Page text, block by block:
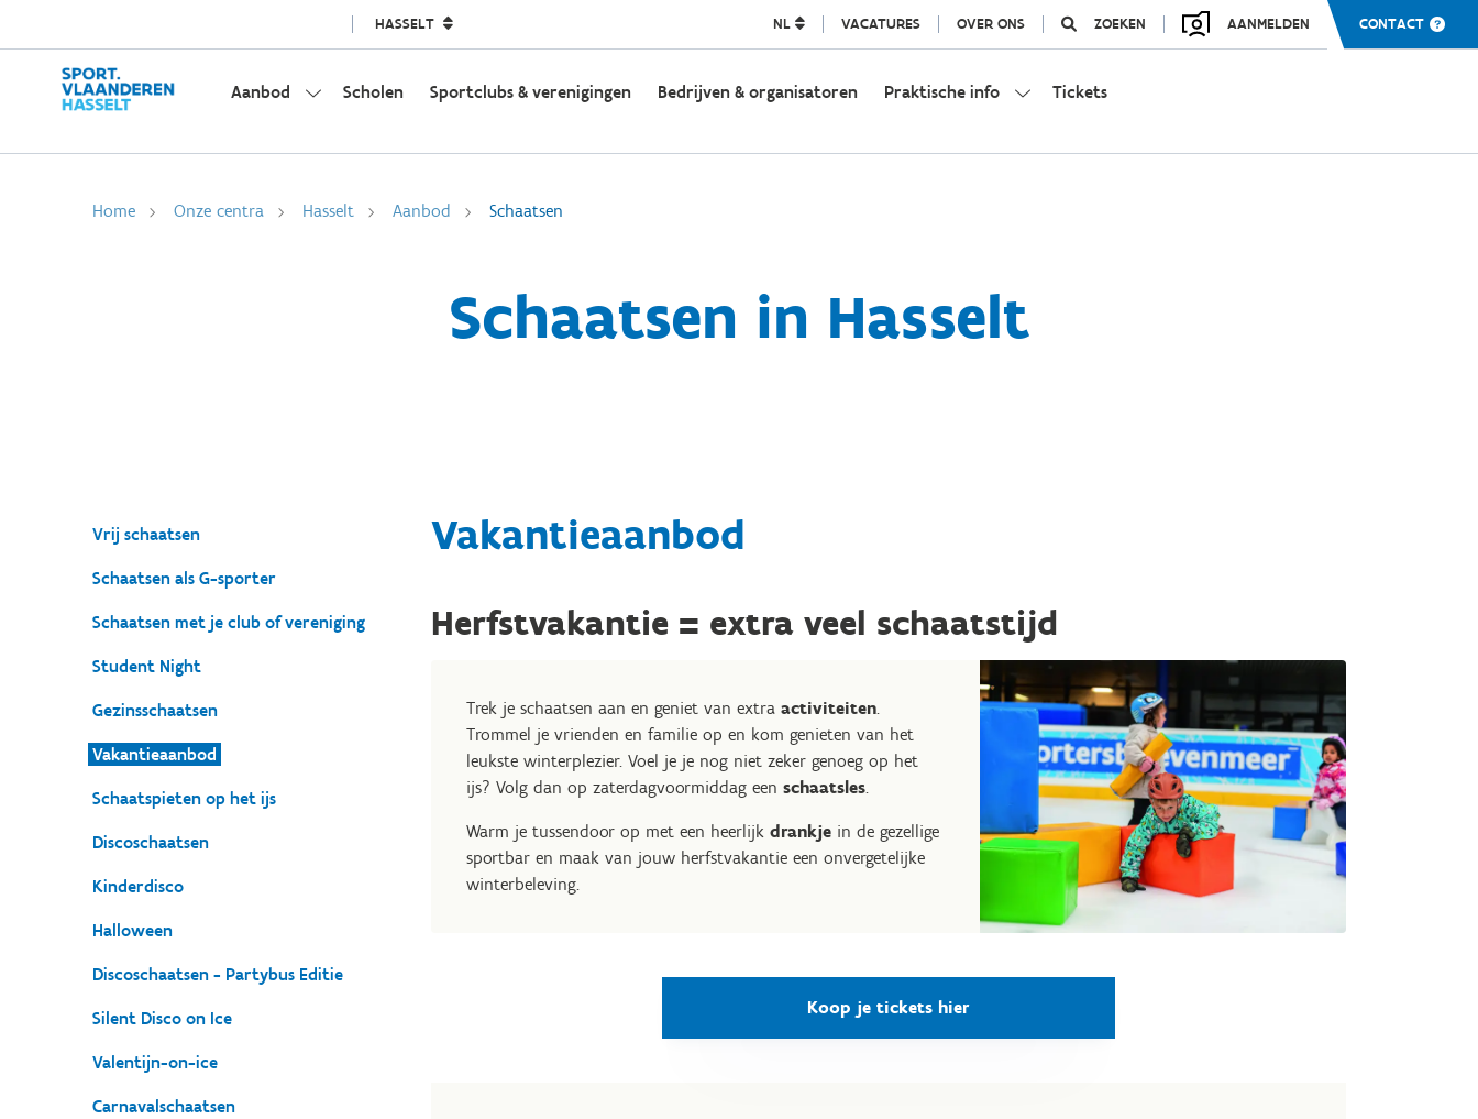
HASSELT NL VACATURES OVER ONS ZOEKEN AANMELDEN CONTACT
Aanbod Scholen Sportclubs & verenigingen Bedrijven & organisatoren Praktische info Tickets
Home Onze centra Hasselt Aanbod Schaatsen
Schaatsen in Hasselt
Vrij schaatsen
Schaatsen als G-sporter
Schaatsen met je club of vereniging
Student Night
Gezinsschaatsen
Vakantieaanbod
Schaatspieten op het ijs
Discoschaatsen
Kinderdisco
Halloween
Discoschaatsen - Partybus Editie
Silent Disco on Ice
Valentijn-on-ice
Carnavalschaatsen
Vakantieaanbod
Herfstvakantie = extra veel schaatstijd
Trek je schaatsen aan en geniet van extra activiteiten.
Trommel je vrienden en familie op en kom genieten van het
leukste winterplezier. Voel je je nog niet zeker genoeg op het
ijs? Volg dan op zaterdagvoormiddag een schaatsles.
Warm je tussendoor op met een heerlijk drankje in de gezellige
sportbar en maak van jouw herfstvakantie een onvergetelijke
winterbeleving.
Koop je tickets hier